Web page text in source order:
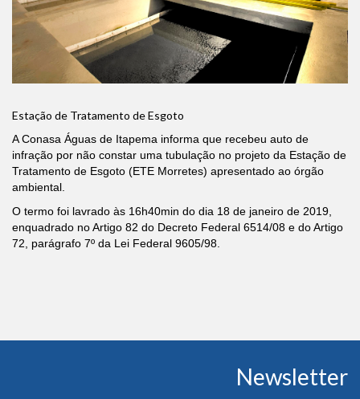
Estação de Tratamento de Esgoto
A Conasa Águas de Itapema informa que recebeu auto de
infração por não constar uma tubulação no projeto da Estação de
Tratamento de Esgoto (ETE Morretes) apresentado ao órgão
ambiental.
O termo foi lavrado às 16h40min do dia 18 de janeiro de 2019,
enquadrado no Artigo 82 do Decreto Federal 6514/08 e do Artigo
72, parágrafo 7º da Lei Federal 9605/98.
Newsletter